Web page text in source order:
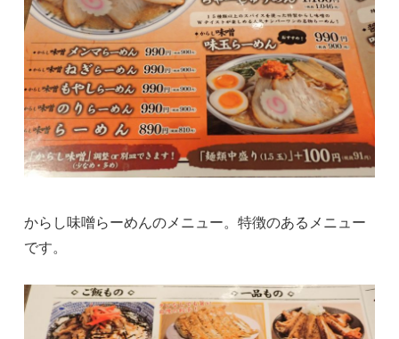
からし味噌らーめんのメニュー。特徴のあるメニュー
です。